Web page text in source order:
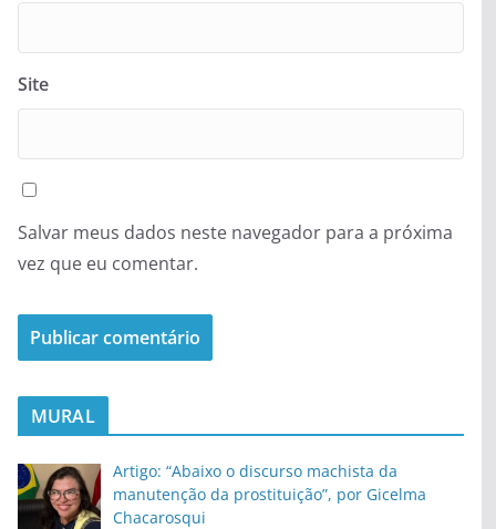
Site
Salvar meus dados neste navegador para a próxima
vez que eu comentar.
MURAL
Artigo: “Abaixo o discurso machista da
manutenção da prostituição”, por Gicelma
Chacarosqui